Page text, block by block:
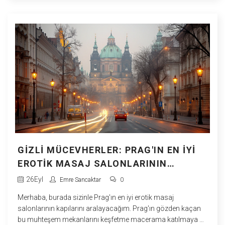
GIZLI MÜCEVHERLER: PRAG'IN EN İYI
EROTIK MASAJ SALONLARININ
ORTAYA ÇIKARILMASI
26Eyl Emre Sancaktar 0
Merhaba, burada sizinle Prag'ın en iyi erotik masaj
salonlarının kapılarını aralayacağım. Prag'ın gözden kaçan
bu muhteşem mekanlarını keşfetme macerama katılmaya ne